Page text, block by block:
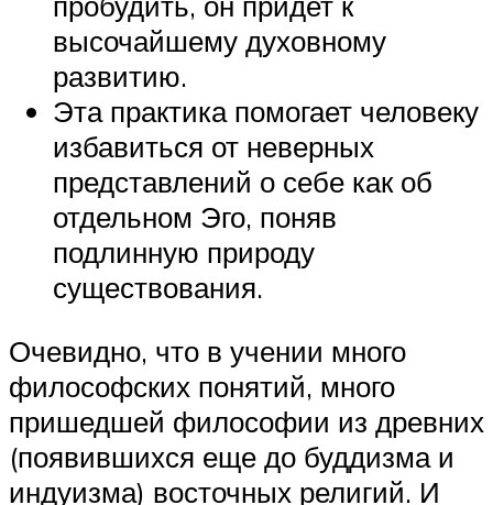
высочайшему духовному
развитию.
Эта практика помогает человеку
избавиться от неверных
представлений о себе как об
отдельном Эго, поняв
подлинную природу
существования.
Очевидно, что в учении много
философских понятий, много
пришедшей философии из древних
(появившихся еще до буддизма и
индуизма) восточных религий. И